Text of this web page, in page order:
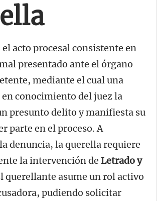
acto procesal consistente en
presentado ante el órgano
mediante el cual una
en conocimiento del juez la
presunto delito y manifiesta su
parte en el proceso. A
denuncia, la querella requiere
la intervención de Letrado y
querellante asume un rol activo
pudiendo solicitar